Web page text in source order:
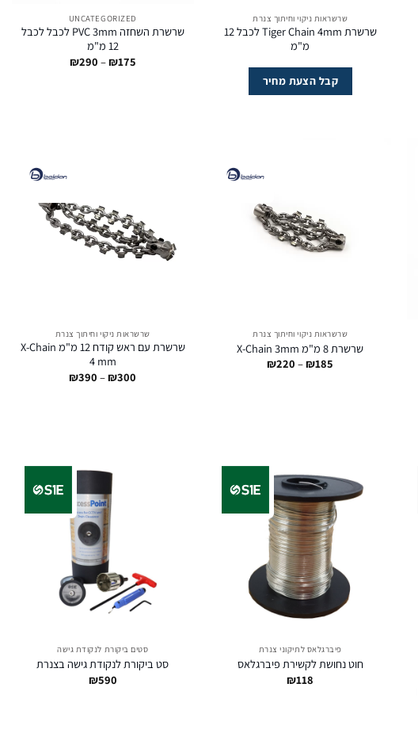
שרשראות ניקוי וחיתוך צנרת
שרשרת Tiger Chain 4mm לכבל 12
מ"מ
קבל הצעת מחיר
UNCATEGORIZED
שרשרת השחזה PVC 3mm לכבל לכבל
12 מ"מ
₪175
–
₪290 טווח
שרשראות ניקוי וחיתוך צנרת
שרשרת 8 מ"מ X-Chain 3mm
₪185
–
₪220 טווח
שרשראות ניקוי וחיתוך צנרת
שרשרת עם ראש קודח 12 מ"מ X-Chain
4 mm
₪300
–
₪390 טווח
פיברגלאס לתיקוני צנרת
חוט נחושת לקשירת פיברגלאס
₪118
סטים ביקורת לנקודת גישה
סט ביקורת לנקודת גישה בצנרת
₪590